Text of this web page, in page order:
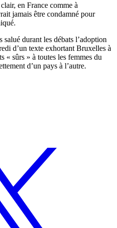
en France comme à
jamais être condamné pour
durant les débats l’adoption
d’un texte exhortant Bruxelles à
« sûrs » à toutes les femmes du
d’un pays à l’autre.